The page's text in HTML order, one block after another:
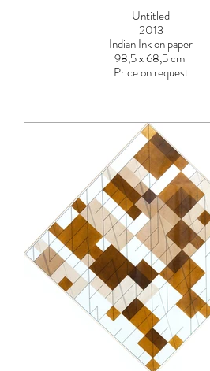
Untitled
2013
Indian Ink on paper
98,5 x 68,5 cm
Price on request